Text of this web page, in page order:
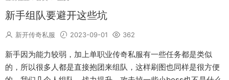
新手组队要避开这些坑
新开传奇私服 2023-09-01 362
新手因为能力较弱，加上单职业传奇私服有一些任务都是类似
的，所以很多人都是直接抱团来组队，这样刷图也同样是很方便